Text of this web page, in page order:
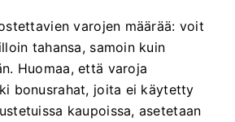
varojen määrää: voit
tahansa, samoin kuin
Huomaa, että varoja
bonusrahat, joita ei käytetty
kaupoissa, asetetaan